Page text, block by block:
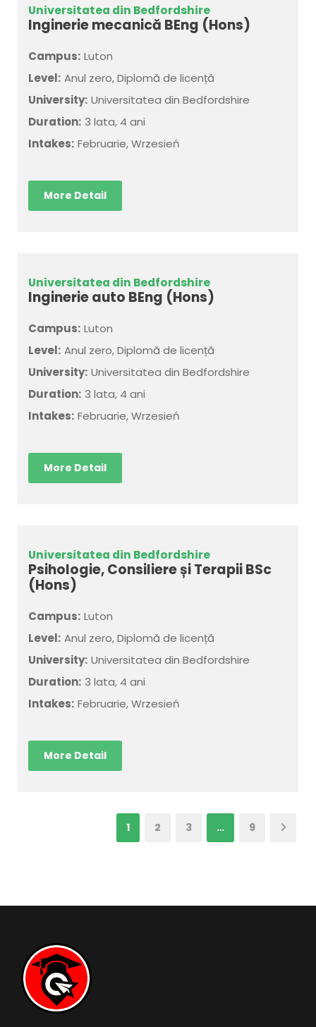
Universitatea din Bedfordshire
Inginerie mecanică BEng (Hons)
Campus: Luton
Level: Anul zero, Diplomă de licență
University: Universitatea din Bedfordshire
Duration: 3 lata, 4 ani
Intakes: Februarie, Wrzesień
More Detail
Universitatea din Bedfordshire
Inginerie auto BEng (Hons)
Campus: Luton
Level: Anul zero, Diplomă de licență
University: Universitatea din Bedfordshire
Duration: 3 lata, 4 ani
Intakes: Februarie, Wrzesień
More Detail
Universitatea din Bedfordshire
Psihologie, Consiliere și Terapii BSc
(Hons)
Campus: Luton
Level: Anul zero, Diplomă de licență
University: Universitatea din Bedfordshire
Duration: 3 lata, 4 ani
Intakes: Februarie, Wrzesień
More Detail
1 2 3 … 9